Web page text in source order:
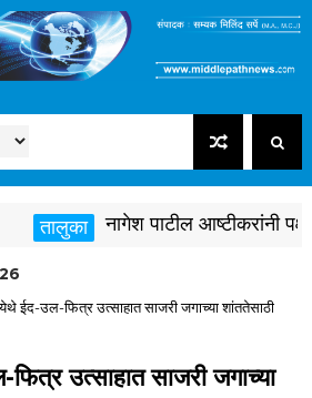
तालुका नागेश पाटील आष्टीकरांनी
ईद-उल-फित्र उत्साहात साजरी जगाच्या शांततेसाठी
उत्साहात साजरी जगाच्या